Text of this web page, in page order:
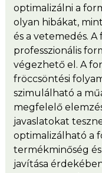
optimalizálni a
olyan hibákat,
és a vetemedés.
professzionális
végezhető el. A
fröccsöntési
szimulálható a
megfelelő
javaslatokat
optimalizálható a
termékminőség
javítása